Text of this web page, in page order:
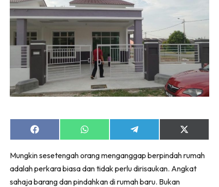
Share
on
Share
on
Share
on
Share
on
(Twitter)
Mungkin sesetengah orang menganggap berpindah rumah
adalah perkara biasa dan tidak perlu dirisaukan. Angkat
sahaja barang dan pindahkan di rumah baru. Bukan